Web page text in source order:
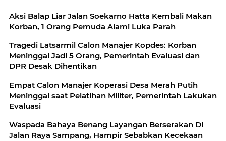
Aksi Balap Liar Jalan Soekarno Hatta Kembali Makan
Korban, 1 Orang Pemuda Alami Luka Parah
Tragedi Latsarmil Calon Manajer Kopdes: Korban
Meninggal Jadi 5 Orang, Pemerintah Evaluasi dan
DPR Desak Dihentikan
Empat Calon Manajer Koperasi Desa Merah Putih
Meninggal saat Pelatihan Militer, Pemerintah Lakukan
Evaluasi
Waspada Bahaya Benang Layangan Berserakan Di
Jalan Raya Sampang, Hampir Sebabkan Kecekaan